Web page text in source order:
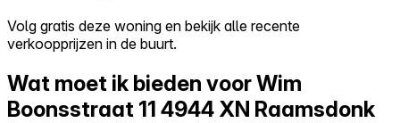
Log in
Probeer Walter gratis
Volg gratis deze woning en bekijk alle recente
verkoopprijzen in de buurt.
Wat moet ik bieden voor Wim
Boonsstraat 11 4944 XN Raamsdonk